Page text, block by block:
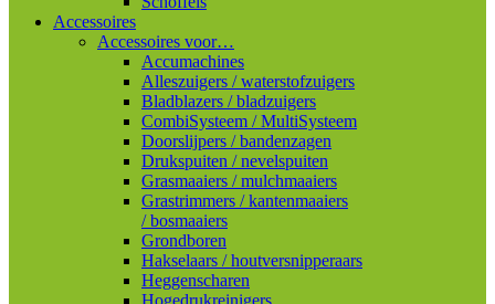
Accessoires
Accessoires voor…
Accumachines
Alleszuigers / waterstofzuigers
Bladblazers / bladzuigers
CombiSysteem / MultiSysteem
Doorslijpers / bandenzagen
Drukspuiten / nevelspuiten
Grasmaaiers / mulchmaaiers
Grastrimmers / kantenmaaiers
/ bosmaaiers
Grondboren
Hakselaars / houtversnipperaars
Heggenscharen
Hogedrukreinigers